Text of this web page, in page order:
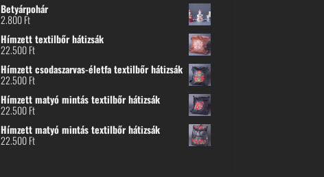
Betyárpohár
2.800Ft
Hímzett textilbőr hátizsák
22.500Ft
Hímzett csodaszarvas-életfa textilbőr hátizsák
22.500Ft
Hímzett matyó mintás textilbőr hátizsák
22.500Ft
Hímzett matyó mintás textilbőr hátizsák
22.500Ft